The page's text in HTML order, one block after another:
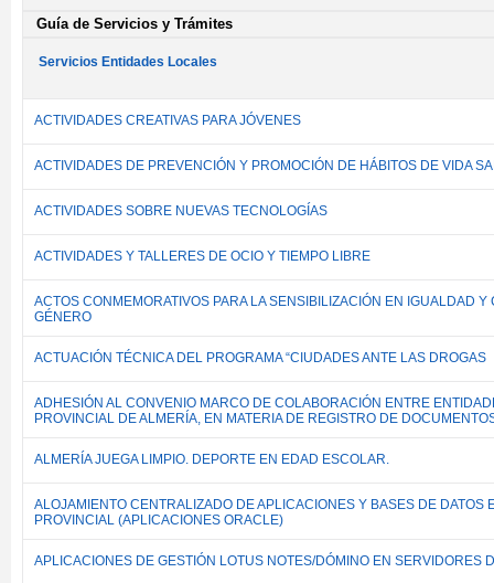
Guía de Servicios y Trámites
Servicios Entidades Locales
ACTIVIDADES CREATIVAS PARA JÓVENES
ACTIVIDADES DE PREVENCIÓN Y PROMOCIÓN DE HÁBITOS DE VIDA
ACTIVIDADES SOBRE NUEVAS TECNOLOGÍAS
ACTIVIDADES Y TALLERES DE OCIO Y TIEMPO LIBRE
ACTOS CONMEMORATIVOS PARA LA SENSIBILIZACIÓN EN IGUALDAD Y
GÉNERO
ACTUACIÓN TÉCNICA DEL PROGRAMA “CIUDADES ANTE LAS DROGAS
ADHESIÓN AL CONVENIO MARCO DE COLABORACIÓN ENTRE
PROVINCIAL DE ALMERÍA, EN MATERIA DE REGISTRO DE
ALMERÍA JUEGA LIMPIO. DEPORTE EN EDAD ESCOLAR.
ALOJAMIENTO CENTRALIZADO DE APLICACIONES Y BASES DE DATOS
PROVINCIAL (APLICACIONES ORACLE)
APLICACIONES DE GESTIÓN LOTUS NOTES/DÓMINO EN SERVIDORES